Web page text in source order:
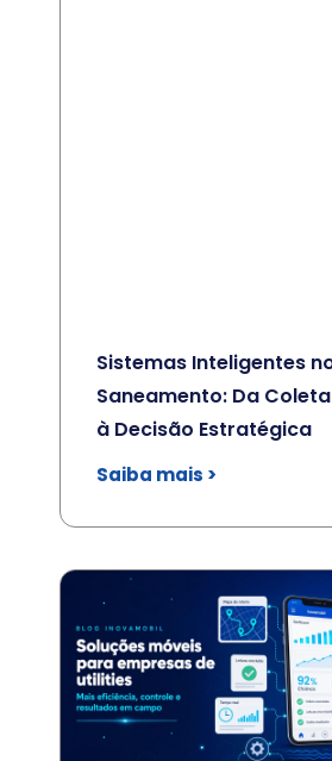
Sistemas Inteligentes
Saneamento: Da
à Decisão Estratégica
Saiba mais >